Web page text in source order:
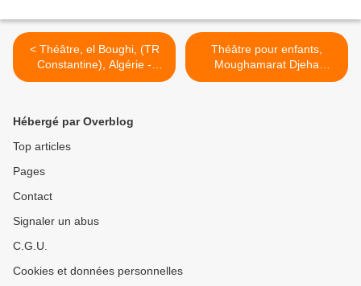
< Théâtre, el Boughi, (TR
Constantine), Algérie -
مسرحية البوغي
Théâtre pour enfants,
Moughamarat Djeha
مغامرات جحا >
Hébergé par Overblog
Top articles
Pages
Contact
Signaler un abus
C.G.U.
Cookies et données personnelles